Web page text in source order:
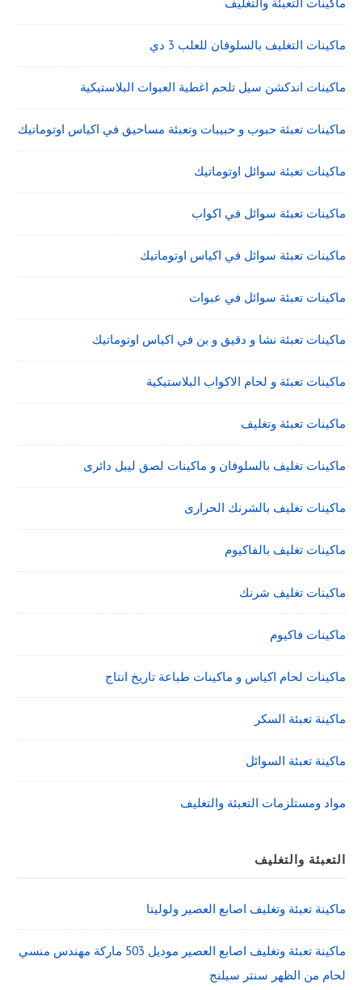
ماكينات التغليف بالسلوفان للعلب 3 دي
ماكينات اندكشن سيل تلحم اغطية العبوات البلاستيكية
ماكينات تعبئة حبوب و حبيبات وتعبئة مساحيق في اكياس اوتوماتيك
ماكينات تعبئة سوائل اوتوماتيك
ماكينات تعبئة سوائل في اكواب
ماكينات تعبئة سوائل في اكياس اوتوماتيك
ماكينات تعبئة سوائل في عبوات
ماكينات تعبئة نشا و دقيق و بن في اكياس اوتوماتيك
ماكينات تعبئة و لحام الاكواب البلاستيكية
ماكينات تعبئة وتغليف
ماكينات تغليف بالسلوفان و ماكينات لصق ليبل دائرى
ماكينات تغليف بالشرنك الحرارى
ماكينات تغليف بالفاكيوم
ماكينات تغليف شرنك
ماكينات فاكيوم
ماكينات لحام اكياس و ماكينات طباعة تاريخ انتاج
ماكينة تعبئة السكر
ماكينة تعبئة السوائل
مواد ومستلزمات التعبئة والتغليف
التعبئة والتغليف
ماكينة تعبئة وتغليف اصابع العصير ولوليتا
ماكينة تعبئة وتغليف اصابع العصير موديل 503 ماركة مهندس منسي
لحام من الظهر سنتر سيلنج